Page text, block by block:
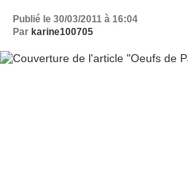
Publié le 30/03/2011 à 16:04
Par karine100705